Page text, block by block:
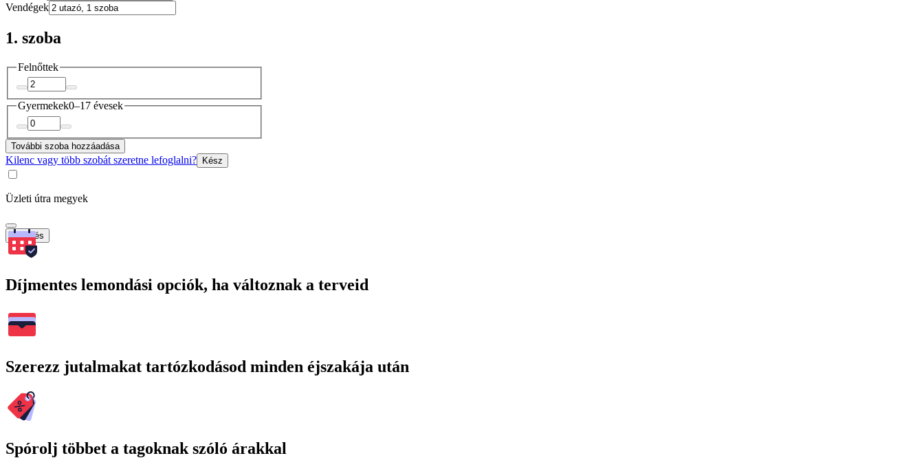
Vendégek
1. szoba
Felnőttek
Gyermekek0–17 évesek
További szoba hozzáadása
Kilenc vagy több szobát szeretne lefoglalni? Kész
Üzleti útra megyek
Keresés
Díjmentes lemondási opciók, ha változnak a terveid
Szerezz jutalmakat tartózkodásod minden éjszakája után
Spórolj többet a tagoknak szóló árakkal